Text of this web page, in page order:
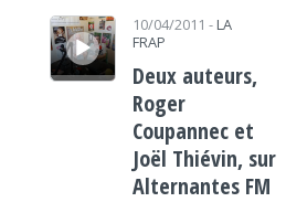
Lecteur audio 10/04/2011 - LA
FRAP
Deux auteurs,
Roger
Coupannec et
Joël Thiévin, sur
Alternantes FM